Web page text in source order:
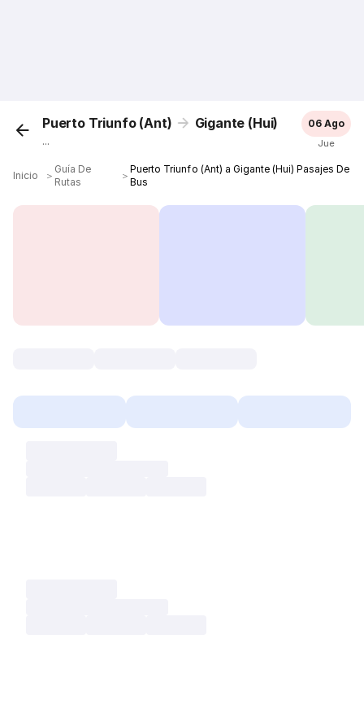
Puerto Triunfo (Ant) Gigante (Hui)
...
06 Ago
Jue
Inicio ＞
Guía De
Rutas
＞
Puerto Triunfo (Ant) a Gigante (Hui) Pasajes De
Bus